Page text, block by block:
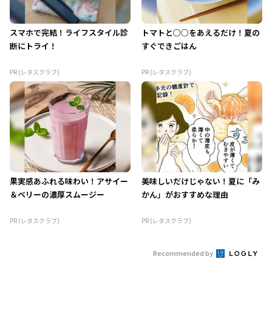
スマホで完結！ライフスタイル診
断にトライ！
PR (レタスクラブ)
トマトと○○をあえるだけ！夏の
すぐできごはん
PR (レタスクラブ)
果実感あふれる味わい！アサイー
＆ベリーの濃厚スムージー
PR (レタスクラブ)
美味しいだけじゃない！夏に「み
かん」がおすすめな理由
PR (レタスクラブ)
Recommended by